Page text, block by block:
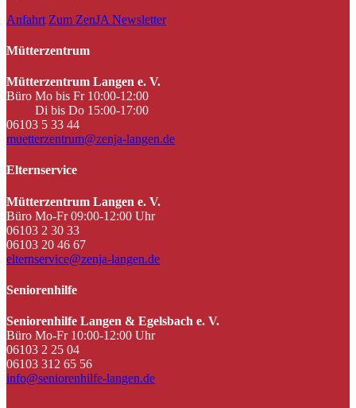
Anfahrt Zum ZenJA Newsletter
Mütterzentrum
Mütterzentrum Langen e. V.
Büro Mo bis Fr 10:00-12:00
Di bis Do 15:00-17:00
06103 5 33 44
muetterzentrum@zenja-langen.de
Elternservice
Mütterzentrum Langen e. V.
Büro Mo-Fr 09:00-12:00 Uhr
06103 2 30 33
06103 20 46 67
elternservice@zenja-langen.de
Seniorenhilfe
Seniorenhilfe Langen & Egelsbach e. V.
Büro Mo-Fr 10:00-12:00 Uhr
06103 2 25 04
06103 312 65 56
info@seniorenhilfe-langen.de